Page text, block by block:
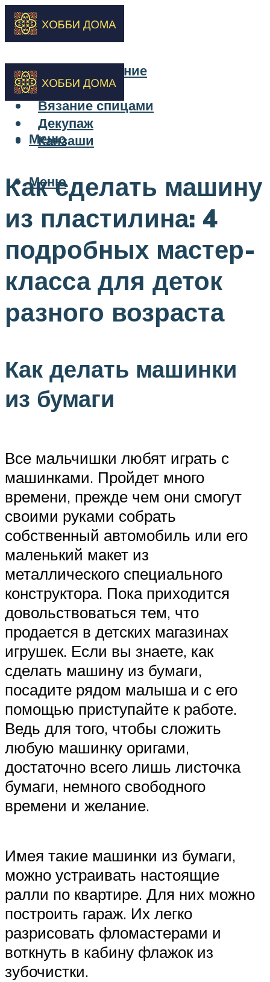
Бисероплетение
Вышивка
Вязание спицами
Декупаж
Канзаши
Меню
Меню
Как сделать машину
из пластилина: 4
подробных мастер-
класса для деток
разного возраста
Как делать машинки
из бумаги
Все мальчишки любят играть с
машинками. Пройдет много
времени, прежде чем они смогут
своими руками собрать
собственный автомобиль или его
маленький макет из
металлического специального
конструктора. Пока приходится
довольствоваться тем, что
продается в детских магазинах
игрушек. Если вы знаете, как
сделать машину из бумаги,
посадите рядом малыша и с его
помощью приступайте к работе.
Ведь для того, чтобы сложить
любую машинку оригами,
достаточно всего лишь листочка
бумаги, немного свободного
времени и желание.
Имея такие машинки из бумаги,
можно устраивать настоящие
ралли по квартире. Для них можно
построить гараж. Их легко
разрисовать фломастерами и
воткнуть в кабину флажок из
зубочистки.